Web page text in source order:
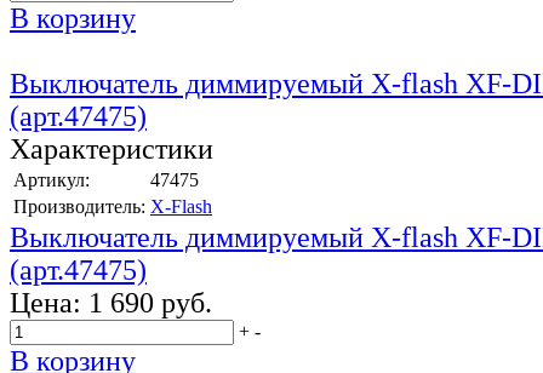
В корзину
Выключатель диммируемый X-flash XF-
(арт.47475)
Характеристики
Артикул:
47475
Производитель: X-Flash
Выключатель диммируемый X-flash XF-
(арт.47475)
Цена: 1 690 руб.
+ -
В корзину